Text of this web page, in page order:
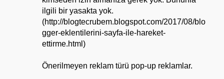
ilgili bir yasakta yok.
(http://blogtecrubem.blogspot.com/2017/08/blo
gger-eklentilerini-sayfa-ile-hareket-
ettirme.html)
Önerilmeyen reklam türü pop-up reklamlar.